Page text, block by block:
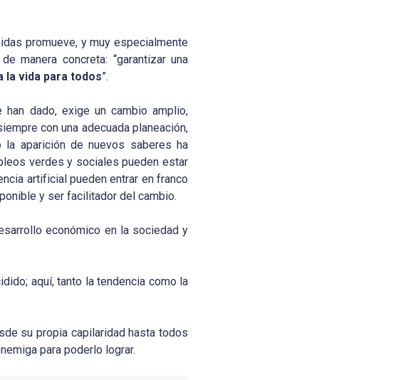
promueve, y muy especialmente
manera concreta: “garantizar una
la vida para todos”.
dado, exige un cambio amplio,
con una adecuada planeación,
la aparición de nuevos saberes ha
verdes y sociales pueden estar
artificial pueden entrar en franco
y ser facilitador del cambio.
económico en la sociedad y
aquí, tanto la tendencia como la
su propia capilaridad hasta todos
para poderlo lograr.